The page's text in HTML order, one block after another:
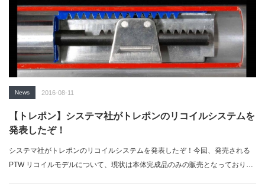
News 2016-08-11
【トレポン】システマ社がトレポンのリコイルシステムを
発表したぞ！
システマ社がトレポンのリコイルシステムを発表したぞ！今回、発売される
PTW リコイルモデルについて、現状は本体完成品のみの販売となっており、